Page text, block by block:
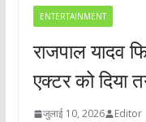
ENTERTAINMENT
राजपाल यादव
एक्टर को दिया
जुलाई 10, 2026 Editor